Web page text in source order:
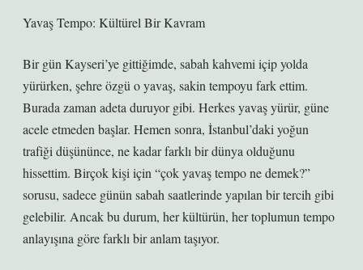
Yavaş Tempo: Kültürel Bir Kavram
Bir gün Kayseri’ye gittiğimde, sabah kahvemi içip yolda
yürürken, şehre özgü o yavaş, sakin tempoyu fark ettim.
Burada zaman adeta duruyor gibi. Herkes yavaş yürür, güne
acele etmeden başlar. Hemen sonra, İstanbul’daki yoğun
trafiği düşününce, ne kadar farklı bir dünya olduğunu
hissettim. Birçok kişi için “çok yavaş tempo ne demek?”
sorusu, sadece günün sabah saatlerinde yapılan bir tercih gibi
gelebilir. Ancak bu durum, her kültürün, her toplumun tempo
anlayışına göre farklı bir anlam taşıyor.